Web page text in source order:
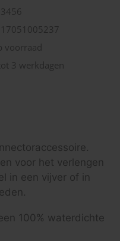
voorraad
3 werkdagen
voor het verlengen
in een vijver of in
100% waterdichte